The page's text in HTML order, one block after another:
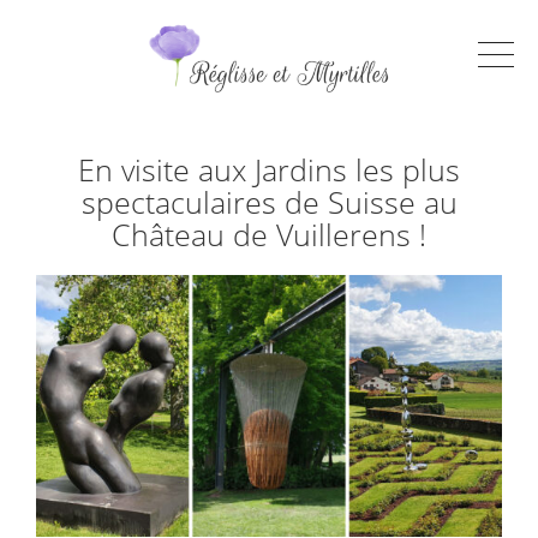
En visite aux Jardins les plus
spectaculaires de Suisse au
Château de Vuillerens !